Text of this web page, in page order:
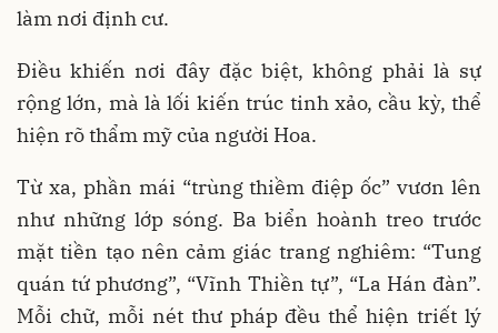
làm nơi định cư.
Điều khiến nơi đây đặc biệt, không phải là sự
rộng lớn, mà là lối kiến trúc tinh xảo, cầu kỳ, thể
hiện rõ thẩm mỹ của người Hoa.
Từ xa, phần mái “trùng thiềm điệp ốc” vươn lên
như những lớp sóng. Ba biển hoành treo trước
mặt tiền tạo nên cảm giác trang nghiêm: “Tung
quán tứ phương”, “Vĩnh Thiền tự”, “La Hán đàn”.
Mỗi chữ, mỗi nét thư pháp đều thể hiện triết lý